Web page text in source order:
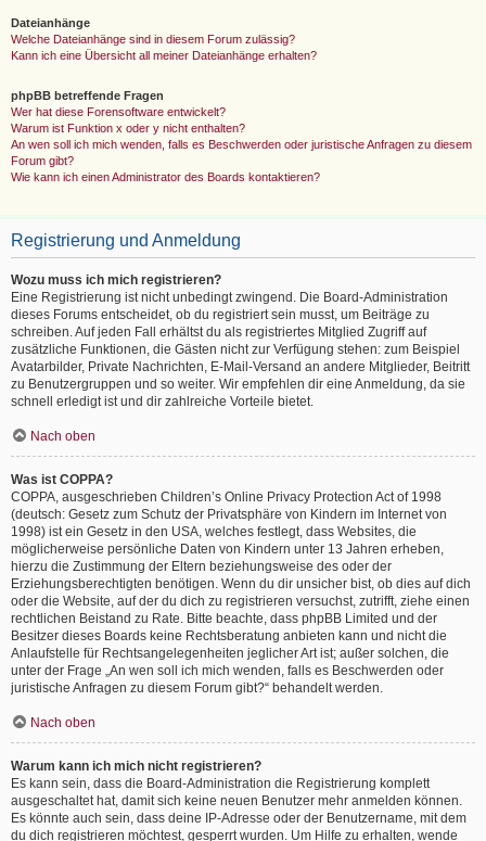
Dateianhänge
Welche Dateianhänge sind in diesem Forum zulässig?
Kann ich eine Übersicht all meiner Dateianhänge erhalten?
phpBB betreffende Fragen
Wer hat diese Forensoftware entwickelt?
Warum ist Funktion x oder y nicht enthalten?
An wen soll ich mich wenden, falls es Beschwerden oder juristische Anfragen zu diesem
Forum gibt?
Wie kann ich einen Administrator des Boards kontaktieren?
Registrierung und Anmeldung
Wozu muss ich mich registrieren?
Eine Registrierung ist nicht unbedingt zwingend. Die Board-Administration
dieses Forums entscheidet, ob du registriert sein musst, um Beiträge zu
schreiben. Auf jeden Fall erhältst du als registriertes Mitglied Zugriff auf
zusätzliche Funktionen, die Gästen nicht zur Verfügung stehen: zum Beispiel
Avatarbilder, Private Nachrichten, E-Mail-Versand an andere Mitglieder, Beitritt
zu Benutzergruppen und so weiter. Wir empfehlen dir eine Anmeldung, da sie
schnell erledigt ist und dir zahlreiche Vorteile bietet.
Nach oben
Was ist COPPA?
COPPA, ausgeschrieben Children’s Online Privacy Protection Act of 1998
(deutsch: Gesetz zum Schutz der Privatsphäre von Kindern im Internet von
1998) ist ein Gesetz in den USA, welches festlegt, dass Websites, die
möglicherweise persönliche Daten von Kindern unter 13 Jahren erheben,
hierzu die Zustimmung der Eltern beziehungsweise des oder der
Erziehungsberechtigten benötigen. Wenn du dir unsicher bist, ob dies auf dich
oder die Website, auf der du dich zu registrieren versuchst, zutrifft, ziehe einen
rechtlichen Beistand zu Rate. Bitte beachte, dass phpBB Limited und der
Besitzer dieses Boards keine Rechtsberatung anbieten kann und nicht die
Anlaufstelle für Rechtsangelegenheiten jeglicher Art ist; außer solchen, die
unter der Frage „An wen soll ich mich wenden, falls es Beschwerden oder
juristische Anfragen zu diesem Forum gibt?“ behandelt werden.
Nach oben
Warum kann ich mich nicht registrieren?
Es kann sein, dass die Board-Administration die Registrierung komplett
ausgeschaltet hat, damit sich keine neuen Benutzer mehr anmelden können.
Es könnte auch sein, dass deine IP-Adresse oder der Benutzername, mit dem
du dich registrieren möchtest, gesperrt wurden. Um Hilfe zu erhalten, wende